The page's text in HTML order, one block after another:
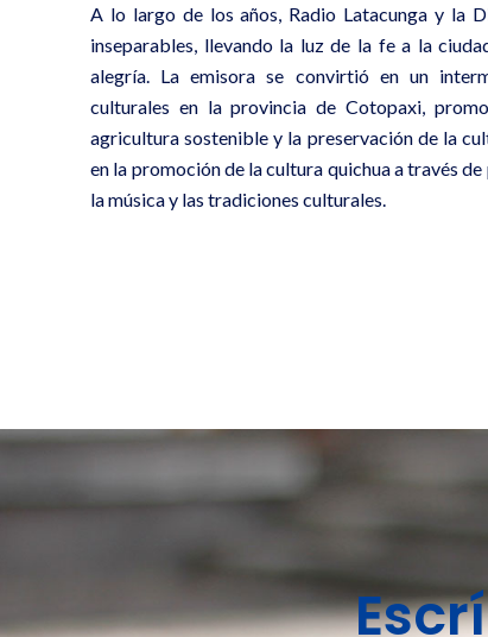
A lo largo de los años, Radio Latacunga y la
inseparables, llevando la luz de la fe a la
alegría. La emisora se convirtió en un
culturales en la provincia de Cotopaxi,
agricultura sostenible y la preservación de la
en la promoción de la cultura quichua a través
la música y las tradiciones culturales.